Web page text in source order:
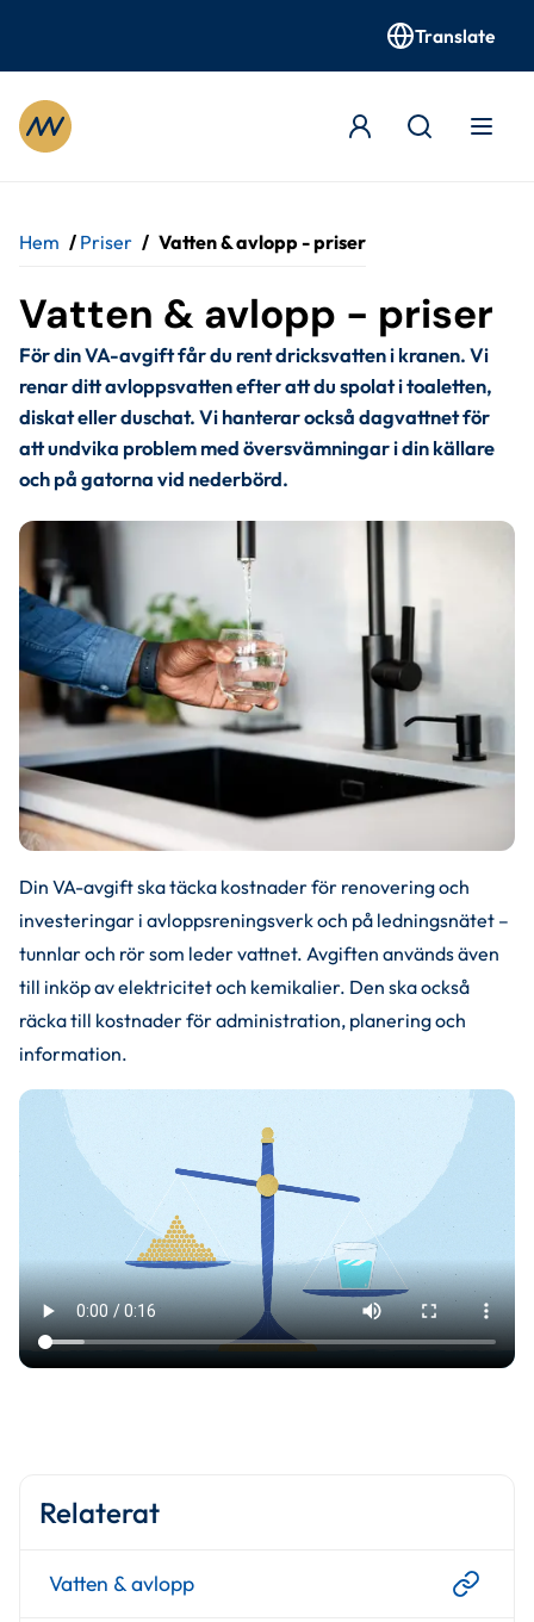
Translate
Hem / Priser / Vatten & avlopp - priser
Vatten & avlopp - priser
För din VA-avgift får du rent dricksvatten i kranen. Vi
renar ditt avloppsvatten efter att du spolat i toaletten,
diskat eller duschat. Vi hanterar också dagvattnet för
att undvika problem med översvämningar i din källare
och på gatorna vid nederbörd.
Din VA-avgift ska täcka kostnader för renovering och
investeringar i avloppsreningsverk och på ledningsnätet –
tunnlar och rör som leder vattnet. Avgiften används även
till inköp av elektricitet och kemikalier. Den ska också
räcka till kostnader för administration, planering och
information.
Relaterat
Vatten & avlopp